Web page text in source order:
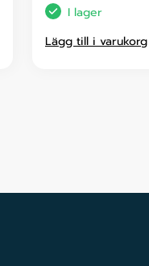
I lager
Lägg till i varukorg